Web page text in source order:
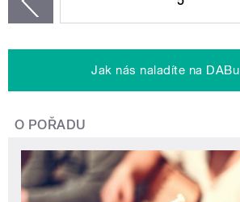
Jak nás naladíte na DABu
O POŘADU